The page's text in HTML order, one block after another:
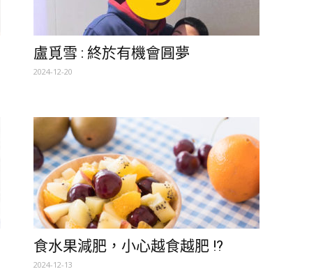
盧覓雪 : 終於有機會㘣夢
2024-12-20
食水果減肥，小心越食越肥 !?
2024-12-13